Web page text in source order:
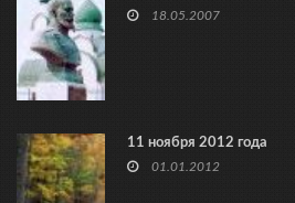
18.05.2007
11 ноября 2012 года
01.01.2012